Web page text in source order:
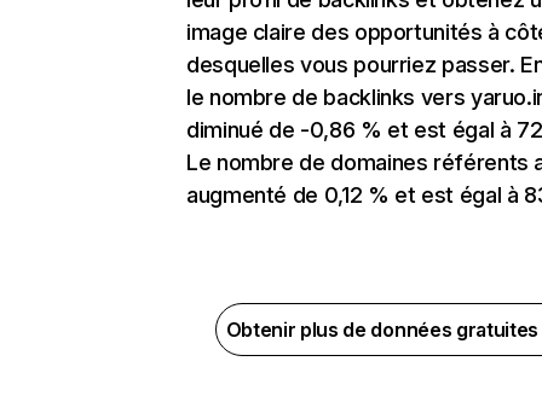
image claire des opportunités à
desquelles vous pourriez passer.
le nombre de backlinks vers
diminué de -0,86 % et est égal à
Le nombre de domaines référents
augmenté de 0,12 % et est égal à
Obtenir plus de données